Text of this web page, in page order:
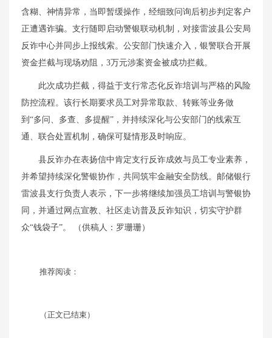
含糊、神情异常，当即暂缓操作，经细致问询后初步判定客户
正遭遇诈骗。支行随即启动警银联动机制，对接雷波县公安局
反诈中心并同步上报线索。公安部门快速介入，银警联合开展
资金拦截与现场劝阻，3万元涉案资金被成功拦截。
此次成功拦截，得益于支行常态化反诈培训与严格的风险
防控流程。该行长期要求员工对异常取款、转账等业务做
到“多问、多查、多提醒”，并持续深化与公安部门的线索互
通、联合处置机制，确保可疑情形及时响应。
县反诈办在表扬信中肯定支行反诈成效与员工专业素养，
并希望持续深化警银协作，共同筑牢金融安全防线。邮储银行
雷波县支行负责人表示，下一步将继续加强员工培训与警银协
同，并通过网点宣教、社区走访普及反诈知识，切实守护群
众“钱袋子”。 （供稿人：罗珊珊）
推荐阅读：
（正文已结束）